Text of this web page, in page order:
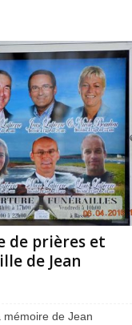
de prières et
de Jean
de Jean